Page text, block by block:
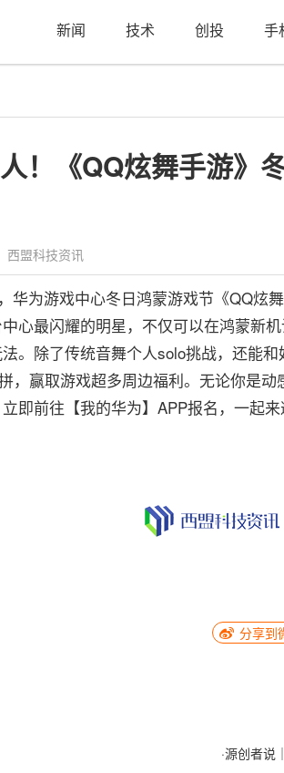
新闻 技术 创投 手
！《QQ炫舞手游》
西盟科技资讯
为游戏中心冬日鸿蒙游戏节《QQ炫
心最闪耀的明星，不仅可以在鸿蒙新
。除了传统音舞个人solo挑战，还能
，赢取游戏超多周边福利。无论你是
即前往【我的华为】APP报名，一起
分享到
·源创者说